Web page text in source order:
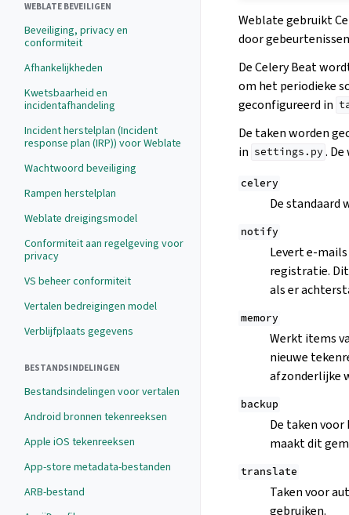
WEBLATE BEVEILIGEN
Beveiliging, privacy en
conformiteit
Afhankelijkheden
Kwetsbaarheid en
incidentafhandeling
Incident herstelplan (Incident
response plan (IRP)) voor Weblate
Wachtwoord beveiliging
Rampen herstelplan
Weblate dreigingsmodel
Conformiteit aan regelgeving voor
privacy
VS beheer conformiteit
Vertalen bedreigingen model
Verblijfplaats gegevens
BESTANDSINDELINGEN
Bestandsindelingen voor vertalen
Android bronnen tekenreeksen
Apple iOS tekenreeksen
App-store metadata-bestanden
ARB-bestand
Weblate gebruikt
door
De Celery Beat
om het periodieke
geconfigureerd in
De taken worden
in settings.py .
celery
De standaard
notify
Levert e-
registratie.
als er
memory
Werkt items
nieuwe
afzonderlijke
backup
De taken
maakt dit
translate
Taken voor
gebruiken.